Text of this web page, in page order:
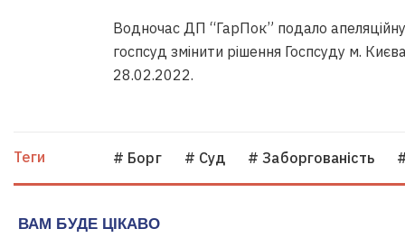
Водночас ДП “ГарПок” подало апеляційну
госпсуд змінити рішення Госпсуду м.
28.02.2022.
Теги # Борг # Суд # Заборгованість